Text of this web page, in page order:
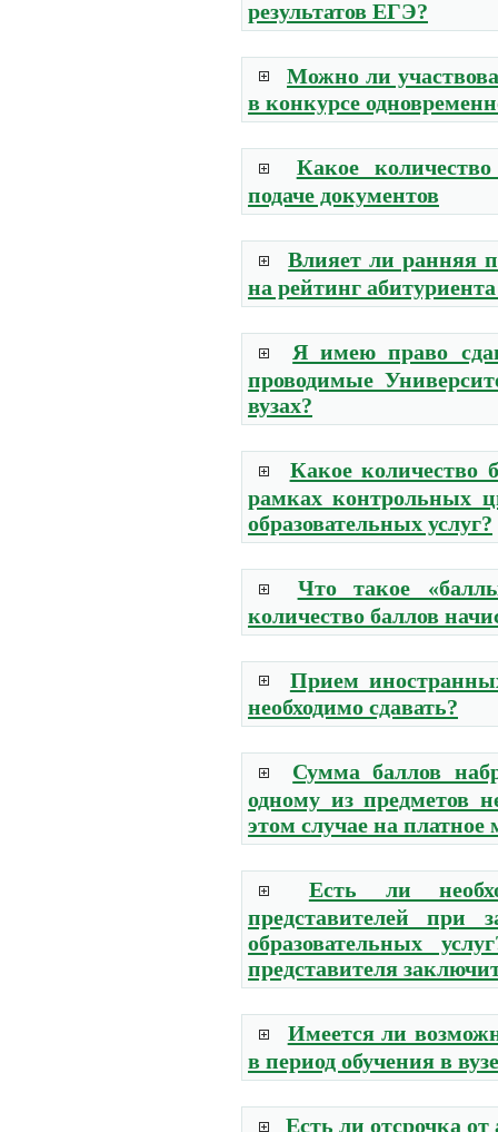
результатов ЕГЭ?
Можно ли
в конкурсе
Какое
подаче документов
Влияет ли ранняя
на рейтинг
Я имею право
проводимые
вузах?
Какое количество
рамках контрольных
образовательных услуг?
Что такое
количество баллов
Прием
необходимо сдавать?
Сумма баллов
одному из предметов
этом случае на платное
Есть ли
представителей при
образовательных
представителя
Имеется ли
в период обучения в
Есть ли отсрочка